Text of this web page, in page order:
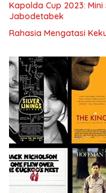
Kapolda Cup 2023:
Jabodetabek
Rahasia Mengatasi